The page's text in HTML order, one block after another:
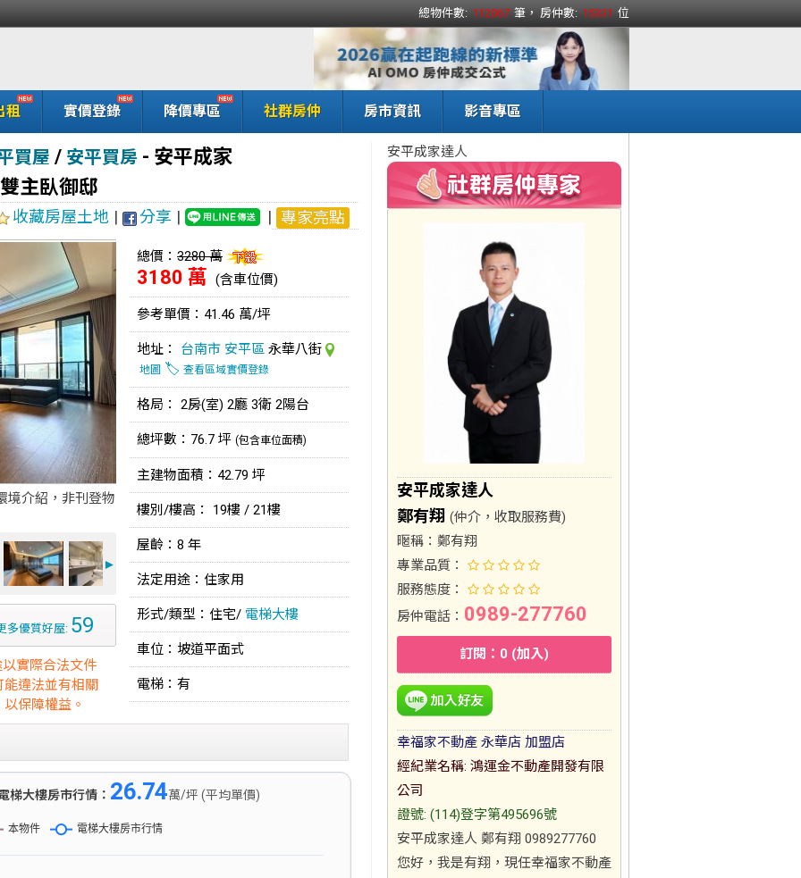
總物件數: 112067 筆， 房仲數: 15331 位
租 實價登錄 降價專區 社群房仲 房市資訊 影音專區
買屋 / 安平買房 - 安平成家
主臥御邸
收藏房屋土地 | 分享 | | 專家亮點
境介紹，非刊登物
►
多優質好屋: 59
實際合法文件
違法並有相關
保障權益。
總價： 3280 萬
3180 萬 (含車位價)
參考單價：41.46 萬/坪
地址： 台南市 安平區 永華八街
地圖 🏷️ 查看區域實價登錄
格局： 2房(室) 2廳 3衛 2陽台
總坪數：76.7 坪 (包含車位面積)
主建物面積：42.79 坪
樓別/樓高： 19樓 / 21樓
屋齡：8 年
法定用途：住家用
形式/類型：住宅/ 電梯大樓
車位：坡道平面式
電梯：有
梯大樓房市行情： 26.74萬/坪 (平均單價)
安平成家達人
安平成家達人
鄭有翔 (仲介，收取服務費)
暱稱： 鄭有翔
專業品質：
服務態度：
房仲電話： 0989-277760
訂閱：0 (加入)
幸福家不動產 永華店 加盟店
經紀業名稱: 鴻運金不動產開發有限
公司
證號: (114)登字第495696號
安平成家達人 鄭有翔 0989277760
您好，我是有翔，現任幸福家不動產